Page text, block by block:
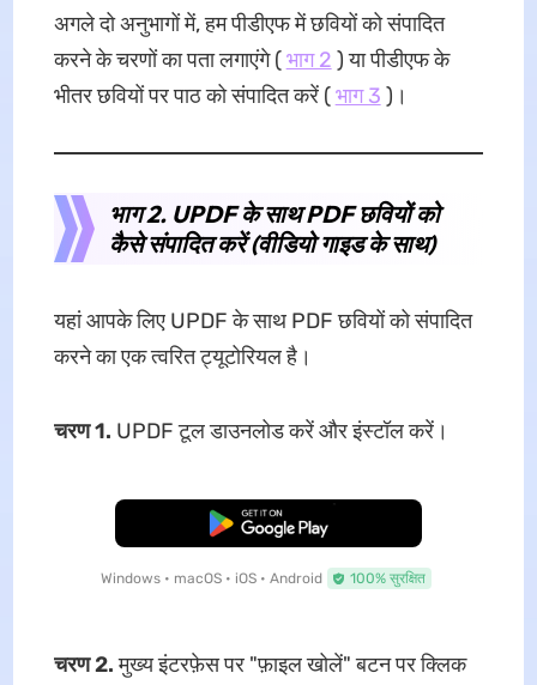
अगले दो अनुभागों में, हम पीडीएफ में छवियों को संपादित
करने के चरणों का पता लगाएंगे (भाग 2 ) या पीडीएफ के
भीतर छवियों पर पाठ को संपादित करें (भाग 3 )।
भाग 2. UPDF के साथ PDF छवियों को
कैसे संपादित करें (वीडियो गाइड के साथ)
यहां आपके लिए UPDF के साथ PDF छवियों को संपादित
करने का एक त्वरित ट्यूटोरियल है।
चरण 1. UPDF टूल डाउनलोड करें और इंस्टॉल करें।
मुफ्त डाउनलोड
Windows • macOS • iOS • Android 100% सुरक्षित
चरण 2.मुख्य इंटरफ़ेस पर "फ़ाइल खोलें" बटन पर क्लिक